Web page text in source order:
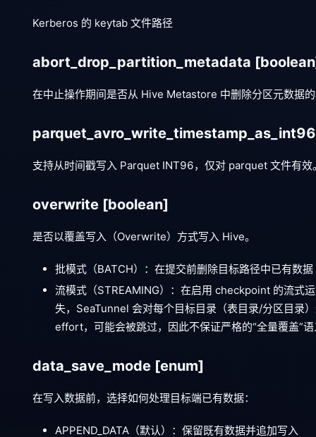
Kerberos 的 keytab 文件路径
abort_drop_partition_metadata
在中止操作期间是否从 Hive Metastore 中删除分区元数据
支持从时间戳写入 Parquet INT96，仅对 parquet 文件有效
overwrite [boolean]
是否以覆盖写入（Overwrite）方式写入 Hive。
批模式（BATCH）：在提交前删除目标路径中已有数
流模式（STREAMING）：在启用 checkpoint 的流式
失，SeaTunnel 会对每个目标目录（表目录/分区目录
effort，可能会被跳过，因此不保证严格的“全量覆盖”
data_save_mode [enum]
在写入数据前，选择如何处理目标端已有数据：
APPEND_DATA（默认）：保留既有数据并追加写入